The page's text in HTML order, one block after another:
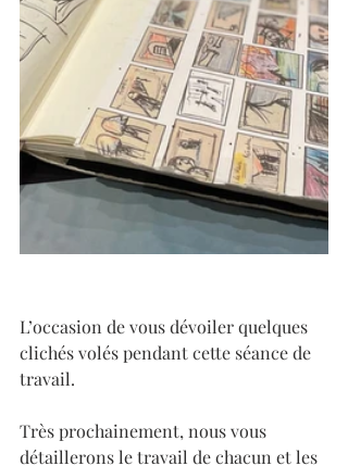
L’occasion de vous dévoiler quelques
clichés volés pendant cette séance de
travail.
Très prochainement, nous vous
détaillerons le travail de chacun et les